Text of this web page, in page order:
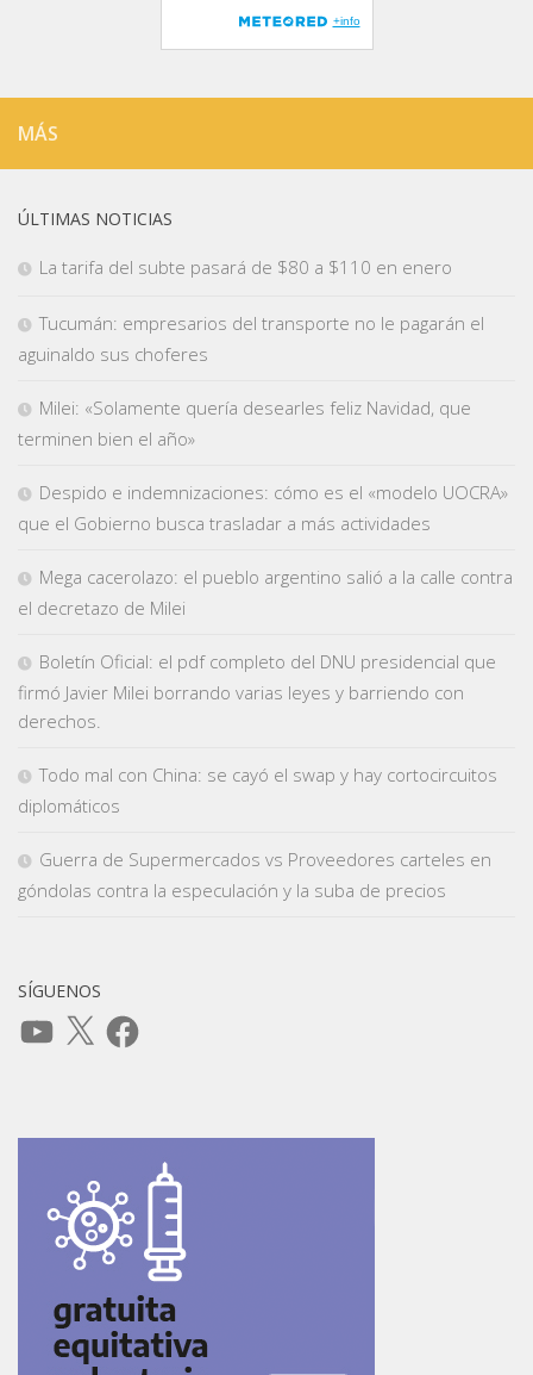
MÁS
ÚLTIMAS NOTICIAS
La tarifa del subte pasará de $80 a $110 en enero
Tucumán: empresarios del transporte no le pagarán el
aguinaldo sus choferes
Milei: «Solamente quería desearles feliz Navidad, que
terminen bien el año»
Despido e indemnizaciones: cómo es el «modelo UOCRA»
que el Gobierno busca trasladar a más actividades
Mega cacerolazo: el pueblo argentino salió a la calle contra
el decretazo de Milei
Boletín Oficial: el pdf completo del DNU presidencial que
firmó Javier Milei borrando varias leyes y barriendo con
derechos.
Todo mal con China: se cayó el swap y hay cortocircuitos
diplomáticos
Guerra de Supermercados vs Proveedores carteles en
góndolas contra la especulación y la suba de precios
SÍGUENOS
YouTube
X Facebook